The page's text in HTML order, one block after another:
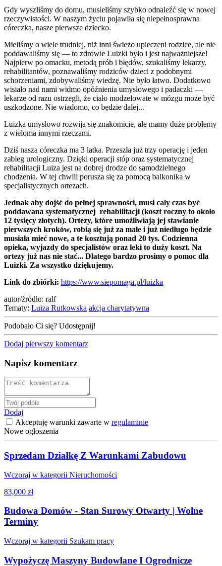
Gdy wyszliśmy do domu, musieliśmy szybko odnaleźć się w nowej
rzeczywistości. W naszym życiu pojawiła się niepełnosprawna
córeczka, nasze pierwsze dziecko.
Mieliśmy o wiele trudniej, niż inni świeżo upieczeni rodzice, ale nie
poddawaliśmy się — to zdrowie Luizki było i jest najważniejsze!
Najpierw po omacku, metodą prób i błędów, szukaliśmy lekarzy,
rehabilitantów, poznawaliśmy rodziców dzieci z podobnymi
schorzeniami, zdobywaliśmy wiedzę. Nie było łatwo. Dodatkowo
wisiało nad nami widmo opóźnienia umysłowego i padaczki —
lekarze od razu ostrzegli, że ciało modzelowate w mózgu może być
uszkodzone. Nie wiadomo, co będzie dalej...
Luizka umysłowo rozwija się znakomicie, ale mamy duże problemy
z wieloma innymi rzeczami.
Dziś nasza córeczka ma 3 latka. Przeszła już trzy operację i jeden
zabieg urologiczny. Dzięki operacji stóp oraz systematycznej
rehabilitacji Luiza jest na dobrej drodze do samodzielnego
chodzenia. W tej chwili porusza się za pomocą balkonika w
specjalistycznych ortezach.
Jednak aby dojść do pełnej sprawności, musi cały czas być
poddawana systematycznej rehabilitacji (koszt roczny to około
12 tysięcy złotych). Ortezy, które umożliwiają jej stawianie
pierwszych kroków, robią się już za małe i już niedługo będzie
musiała mieć nowe, a te kosztują ponad 20 tys. Codzienna
opieka, wyjazdy do specjalistów oraz leki to duży koszt. Na
ortezy już nas nie stać... Dlatego bardzo prosimy o pomoc dla
Luizki. Za wszystko dziękujemy.
Link do zbiórki: https://www.siepomaga.pl/luizka
autor/źródło: ralf
Tematy: Luiza Rutkowska akcja charytatywna
Podobało Ci się? Udostępnij!
Dodaj pierwszy komentarz
Napisz komentarz
Dodaj
Akceptuję warunki zawarte w regulaminie
Nowe ogłoszenia
Sprzedam Działkę Z Warunkami Zabudowu
Wczoraj w kategorii Nieruchomości
83,000 zł
Budowa Domów - Stan Surowy Otwarty | Wolne
Terminy
Wczoraj w kategorii Szukam pracy
Wypożyczę Maszyny Budowlane I Ogrodnicze